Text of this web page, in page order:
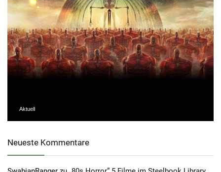
Aktuell
Neueste Kommentare